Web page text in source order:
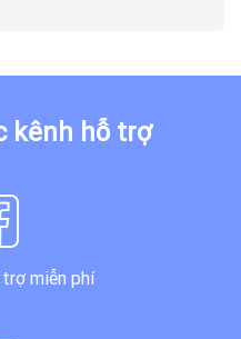
kênh hỗ trợ
miễn phí